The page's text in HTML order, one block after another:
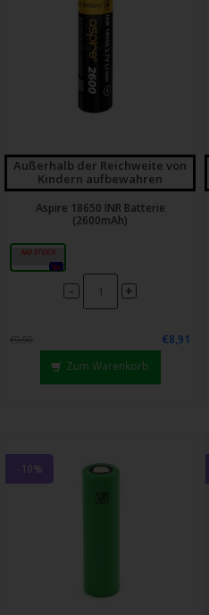
Außerhalb der Reichweite von
Kindern aufbewahren
Aspire 18650 INR Batterie
(2600mAh)
2600mAh
0x
- +
€9,90
€8,91
Zum Warenkorb
-10%